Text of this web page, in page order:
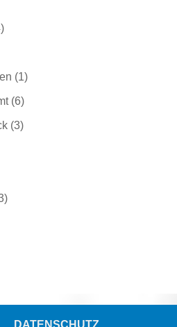
(1)
(6)
(3)
DATENSCHUTZ